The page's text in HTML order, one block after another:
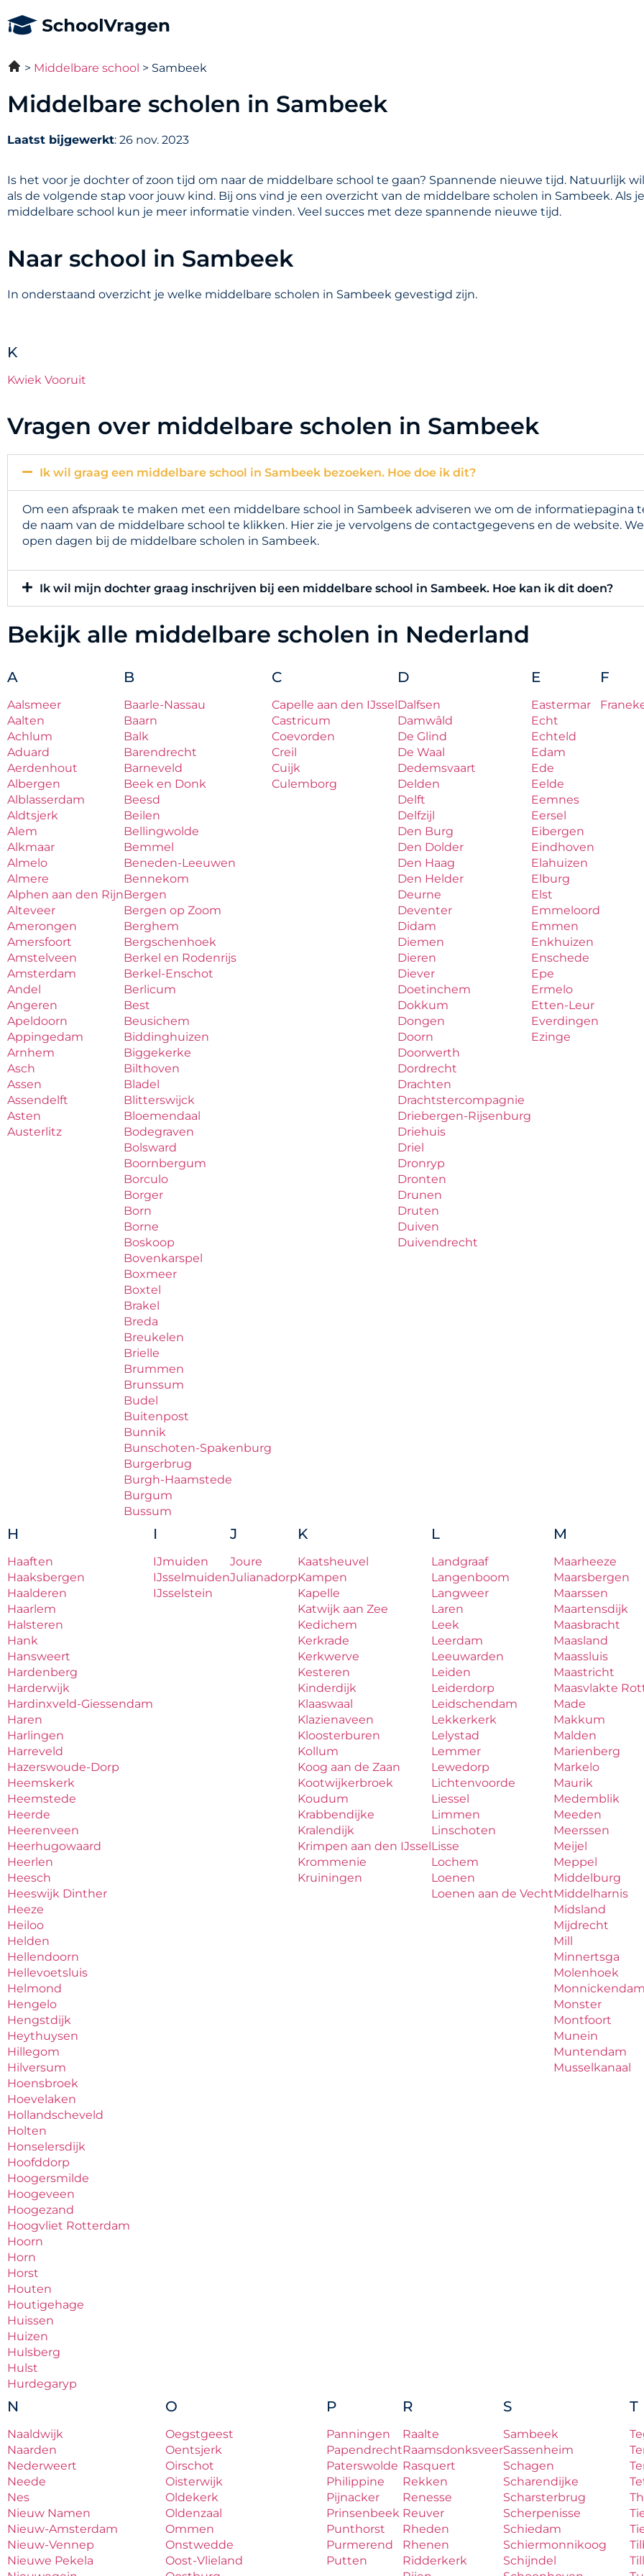
Middelbare school Sambeek
Middelbare scholen in Sambeek
Laatst bijgewerkt: 26 nov. 2023
Is het voor je dochter of zoon tijd om naar de middelbare school te gaan? Spannende nieuwe tijd. Natuurlijk
als de volgende stap voor jouw kind. Bij ons vind je een overzicht van de middelbare scholen in Sambeek. Als
middelbare school kun je meer informatie vinden. Veel succes met deze spannende nieuwe tijd.
Naar school in Sambeek
In onderstaand overzicht je welke middelbare scholen in Sambeek gevestigd zijn.
K
Kwiek Vooruit
Vragen over middelbare scholen in Sambeek
Ik wil graag een middelbare school in Sambeek bezoeken. Hoe doe ik dit?
Om een afspraak te maken met een middelbare school in Sambeek adviseren we om de informatiepagina
de naam van de middelbare school te klikken. Hier zie je vervolgens de contactgegevens en de website.
open dagen bij de middelbare scholen in Sambeek.
Ik wil mijn dochter graag inschrijven bij een middelbare school in Sambeek. Hoe kan ik dit doen?
Bekijk alle middelbare scholen in Nederland
A
Aalsmeer
Aalten
Achlum
Aduard
Aerdenhout
Albergen
Alblasserdam
Aldtsjerk
Alem
Alkmaar
Almelo
Almere
Alphen aan den Rijn
Alteveer
Amerongen
Amersfoort
Amstelveen
Amsterdam
Andel
Angeren
Apeldoorn
Appingedam
Arnhem
Asch
Assen
Assendelft
Asten
Austerlitz
B
Baarle-Nassau
Baarn
Balk
Barendrecht
Barneveld
Beek en Donk
Beesd
Beilen
Bellingwolde
Bemmel
Beneden-Leeuwen
Bennekom
Bergen
Bergen op Zoom
Berghem
Bergschenhoek
Berkel en Rodenrijs
Berkel-Enschot
Berlicum
Best
Beusichem
Biddinghuizen
Biggekerke
Bilthoven
Bladel
Blitterswijck
Bloemendaal
Bodegraven
Bolsward
Boornbergum
Borculo
Borger
Born
Borne
Boskoop
Bovenkarspel
Boxmeer
Boxtel
Brakel
Breda
Breukelen
Brielle
Brummen
Brunssum
Budel
Buitenpost
Bunnik
Bunschoten-Spakenburg
Burgerbrug
Burgh-Haamstede
Burgum
Bussum
C
Capelle aan den IJssel
Castricum
Coevorden
Creil
Cuijk
Culemborg
D
Dalfsen
Damwâld
De Glind
De Waal
Dedemsvaart
Delden
Delft
Delfzijl
Den Burg
Den Dolder
Den Haag
Den Helder
Deurne
Deventer
Didam
Diemen
Dieren
Diever
Doetinchem
Dokkum
Dongen
Doorn
Doorwerth
Dordrecht
Drachten
Drachtstercompagnie
Driebergen-Rijsenburg
Driehuis
Driel
Dronryp
Dronten
Drunen
Druten
Duiven
Duivendrecht
E
Eastermar
Echt
Echteld
Edam
Ede
Eelde
Eemnes
Eersel
Eibergen
Eindhoven
Elahuizen
Elburg
Elst
Emmeloord
Emmen
Enkhuizen
Enschede
Epe
Ermelo
Etten-Leur
Everdingen
Ezinge
F
H
Haaften
Haaksbergen
Haalderen
Haarlem
Halsteren
Hank
Hansweert
Hardenberg
Harderwijk
Hardinxveld-Giessendam
Haren
Harlingen
Harreveld
Hazerswoude-Dorp
Heemskerk
Heemstede
Heerde
Heerenveen
Heerhugowaard
Heerlen
Heesch
Heeswijk Dinther
Heeze
Heiloo
Helden
Hellendoorn
Hellevoetsluis
Helmond
Hengelo
Hengstdijk
Heythuysen
Hillegom
Hilversum
Hoensbroek
Hoevelaken
Hollandscheveld
Holten
Honselersdijk
Hoofddorp
Hoogersmilde
Hoogeveen
Hoogezand
Hoogvliet Rotterdam
Hoorn
Horn
Horst
Houten
Houtigehage
Huissen
Huizen
Hulsberg
Hulst
Hurdegaryp
I
IJmuiden
IJsselmuiden
IJsselstein
J
Joure
Julianadorp
K
Kaatsheuvel
Kampen
Kapelle
Katwijk aan Zee
Kedichem
Kerkrade
Kerkwerve
Kesteren
Kinderdijk
Klaaswaal
Klazienaveen
Kloosterburen
Kollum
Koog aan de Zaan
Kootwijkerbroek
Koudum
Krabbendijke
Kralendijk
Krimpen aan den IJssel
Krommenie
Kruiningen
L
Landgraaf
Langenboom
Langweer
Laren
Leek
Leerdam
Leeuwarden
Leiden
Leiderdorp
Leidschendam
Lekkerkerk
Lelystad
Lemmer
Lewedorp
Lichtenvoorde
Liessel
Limmen
Linschoten
Lisse
Lochem
Loenen
Loenen aan de Vecht
M
Maarheeze
Maarsbergen
Maarssen
Maartensdijk
Maasbracht
Maasland
Maassluis
Maastricht
Maasvlakte
Made
Makkum
Malden
Marienberg
Markelo
Maurik
Medemblik
Meeden
Meerssen
Meijel
Meppel
Middelburg
Middelharnis
Midsland
Mijdrecht
Mill
Minnertsga
Molenhoek
Monnickendam
Monster
Montfoort
Munein
Muntendam
Musselkanaal
N
Naaldwijk
Naarden
Nederweert
Neede
Nes
Nieuw Namen
Nieuw-Amsterdam
Nieuw-Vennep
Nieuwe Pekela
O
Oegstgeest
Oentsjerk
Oirschot
Oisterwijk
Oldekerk
Oldenzaal
Ommen
Onstwedde
Oost-Vlieland
P
Panningen
Papendrecht
Paterswolde
Philippine
Pijnacker
Prinsenbeek
Punthorst
Purmerend
Putten
R
Raalte
Raamsdonksveer
Rasquert
Rekken
Renesse
Reuver
Rheden
Rhenen
Ridderkerk
S
Sambeek
Sassenheim
Schagen
Scharendijke
Scharsterbrug
Scherpenisse
Schiedam
Schiermonnikoog
Schijndel
T